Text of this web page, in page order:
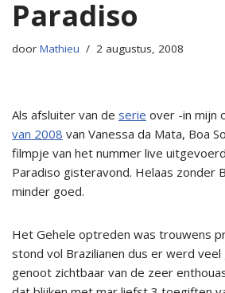
Paradiso
door Mathieu 2 augustus, 2008
Als afsluiter van de serie over -in mijn
van 2008 van Vanessa da Mata, Boa
filmpje van het nummer live
Paradiso gisteravond. Helaas zonder
minder goed.
Het Gehele optreden was trouwens
stond vol Brazilianen dus er werd veel
genoot zichtbaar van de zeer